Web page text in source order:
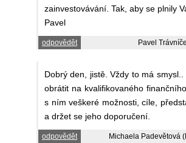
zainvestovávání. Tak, aby se plnily
Pavel
odpovědět Pavel
Dobrý den, jistě. Vždy to má
obrátit na kvalifikovaného
s ním veškeré možnosti, cíle,
a držet se jeho doporučení.
odpovědět
Michaela Padevětová